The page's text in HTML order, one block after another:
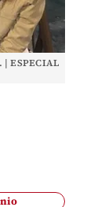
ESPECIAL